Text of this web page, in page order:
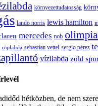
környezettudatosság
lando norris lewis hamilton
mercedes nob olimpia
röplabda sebastian vettel sergio pérez
vízilabda zöld
hétközben, de nem